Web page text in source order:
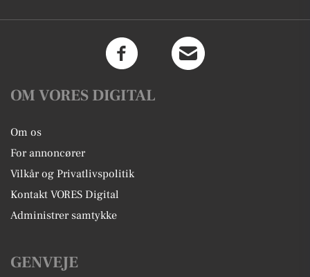
OM VORES DIGITAL
Om os
For annoncører
Vilkår og Privatlivspolitik
Kontakt VORES Digital
Administrer samtykke
GENVEJE